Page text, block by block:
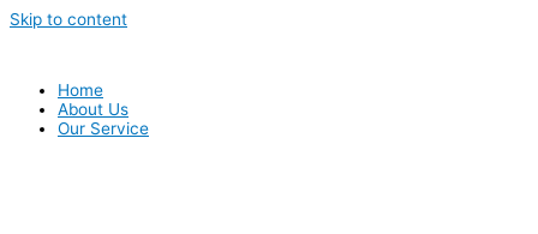
Skip to content
Home
About Us
Our Service